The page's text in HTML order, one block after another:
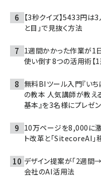
【3秒クイズ】5433円は
と目」で見抜く方法
1週間かかった作業が
使い倒す8つの活用術【1
無料BIツール入門『い
の教本 人気講師が教え
基本』を3名様にプレゼ
10万ページを8,000に
ト改革と「SitecoreAI」
デザイン提案が「2週間
会社のAI活用法